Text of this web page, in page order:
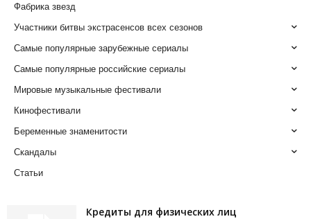
Фабрика звезд
Участники битвы экстрасенсов всех сезонов
Самые популярные зарубежные сериалы
Самые популярные российские сериалы
Мировые музыкальные фестивали
Кинофестивали
Беременные знаменитости
Скандалы
Статьи
Кредиты для физических лиц